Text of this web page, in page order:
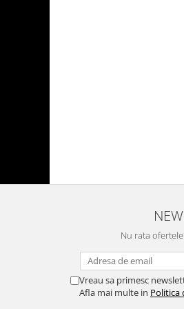
Nu rata
Vreau sa primesc
Afla mai multe in Politica